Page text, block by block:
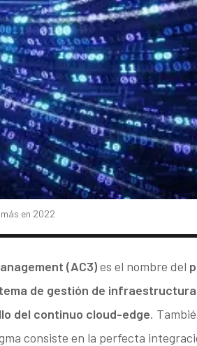
en 2022
(AC3)es el nombre del
de gestión de infraestructura
del continuo cloud-edge.
consiste en la perfecta
A